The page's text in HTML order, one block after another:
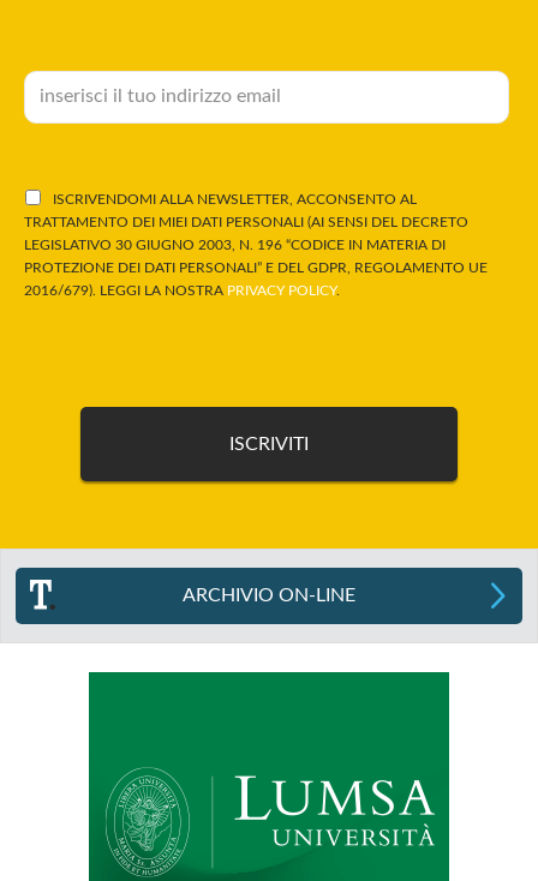
ISCRIVENDOMI ALLA NEWSLETTER, ACCONSENTO AL
TRATTAMENTO DEI MIEI DATI PERSONALI (AI SENSI DEL DECRETO
LEGISLATIVO 30 GIUGNO 2003, N. 196 “CODICE IN MATERIA DI
PROTEZIONE DEI DATI PERSONALI” E DEL GDPR, REGOLAMENTO UE
2016/679). LEGGI LA NOSTRA PRIVACY POLICY.
ARCHIVIO ON-LINE